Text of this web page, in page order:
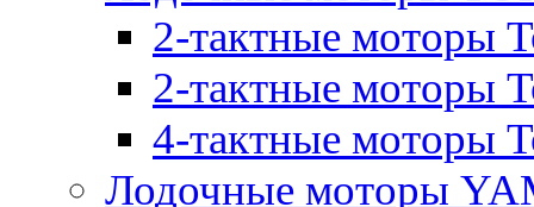
2-тактные моторы
2-тактные моторы
4-тактные моторы
Лодочные моторы